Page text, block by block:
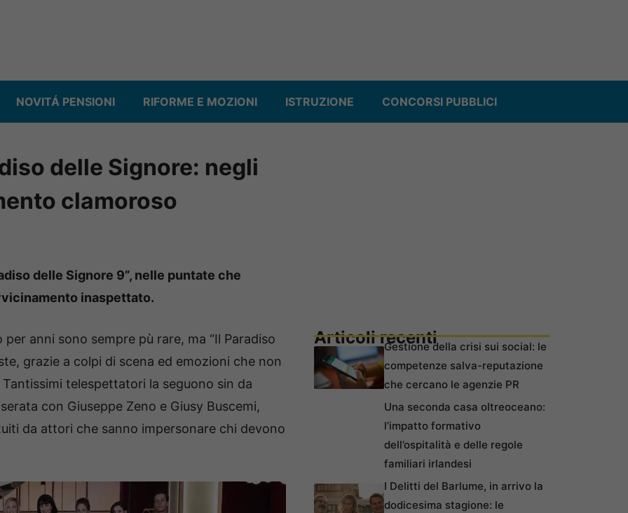
NOVITÁ PENSIONI RIFORME E MOZIONI ISTRUZIONE CONCORSI PUBBLICI
delle Signore: negli
clamoroso
delle Signore 9”, nelle puntate che
inaspettato.
anni sono sempre pù rare, ma “Il Paradiso
grazie a colpi di scena ed emozioni che non
telespettatori la seguono sin da
con Giuseppe Zeno e Giusy Buscemi,
da attori che sanno impersonare chi devono
Articoli recentiGestione della crisi sui social: le
competenze salva-reputazione
che cercano le agenzie PR
Una seconda casa oltreoceano:
l’impatto formativo
dell’ospitalità e delle regole
familiari irlandesi
I Delitti del Barlume, in arrivo la
dodicesima stagione: le